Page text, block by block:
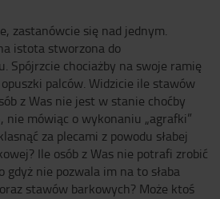
zastanówcie się nad jednym.
istota stworzona do
Spójrzcie chociażby na swoje ramię
palców. Widzicie ile stawów
z Was nie jest w stanie choćby
nie mówiąc o wykonaniu „agrafki”
za plecami z powodu słabej
Ile osób z Was nie potrafi zrobić
gdyż nie pozwala im na to słaba
stawów barkowych? Może ktoś